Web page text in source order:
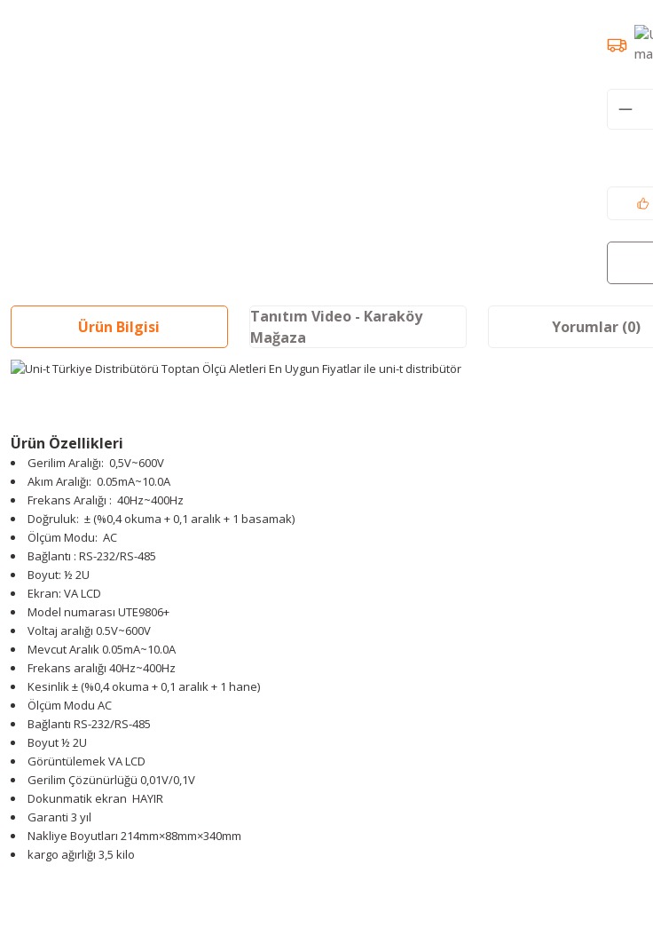
Ürün Bilgisi
Tanıtım Video - Karaköy
Mağaza
Yorumlar (0)
Ürün Özellikleri
Gerilim Aralığı: 0,5V~600V
Akım Aralığı: 0.05mA~10.0A
Frekans Aralığı : 40Hz~400Hz
Doğruluk: ± (%0,4 okuma + 0,1 aralık + 1 basamak)
Ölçüm Modu: AC
Bağlantı : RS-232/RS-485
Boyut: ½ 2U
Ekran: VA LCD
Model numarası UTE9806+
Voltaj aralığı 0.5V~600V
Mevcut Aralık0.05mA~10.0A
Frekans aralığı 40Hz~400Hz
Kesinlik± (%0,4 okuma + 0,1 aralık + 1 hane)
Ölçüm Modu AC
Bağlantı RS-232/RS-485
Boyut½ 2U
GörüntülemekVA LCD
Gerilim Çözünürlüğü 0,01V/0,1V
Dokunmatik ekran HAYIR
Garanti 3 yıl
Nakliye Boyutları 214mm×88mm×340mm
kargo ağırlığı 3,5 kilo